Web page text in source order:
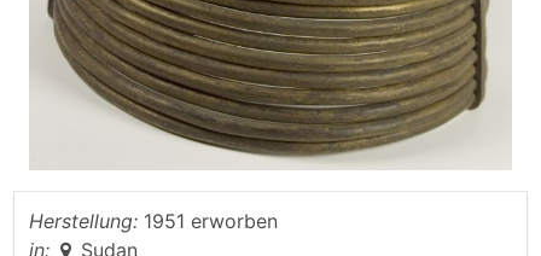
Herstellung: 1951 erworben
in:
Sudan